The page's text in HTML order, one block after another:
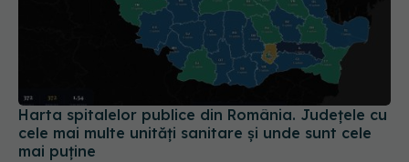
Harta spitalelor publice din România. Județele cu
cele mai multe unități sanitare și unde sunt cele
mai puține